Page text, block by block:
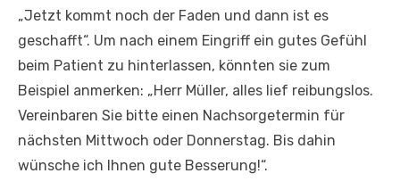
„Jetzt kommt noch der Faden und dann ist es
geschafft“. Um nach einem Eingriff ein gutes Gefühl
beim Patient zu hinterlassen, könnten sie zum
Beispiel anmerken: „Herr Müller, alles lief reibungslos.
Vereinbaren Sie bitte einen Nachsorgetermin für
nächsten Mittwoch oder Donnerstag. Bis dahin
wünsche ich Ihnen gute Besserung!“.